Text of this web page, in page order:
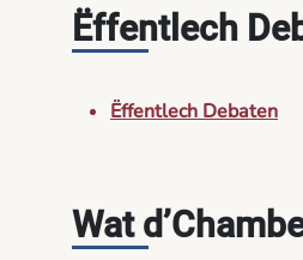
Ëffentlech
Ëffentlech Debaten
Wat